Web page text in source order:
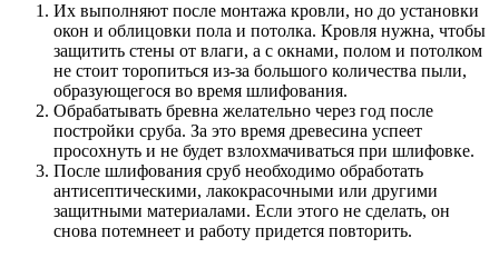
Их выполняют после монтажа кровли, но до установки
окон и облицовки пола и потолка. Кровля нужна, чтобы
защитить стены от влаги, а с окнами, полом и потолком
не стоит торопиться из-за большого количества пыли,
образующегося во время шлифования.
Обрабатывать бревна желательно через год после
постройки сруба. За это время древесина успеет
просохнуть и не будет взлохмачиваться при шлифовке.
После шлифования сруб необходимо обработать
антисептическими, лакокрасочными или другими
защитными материалами. Если этого не сделать, он
снова потемнеет и работу придется повторить.